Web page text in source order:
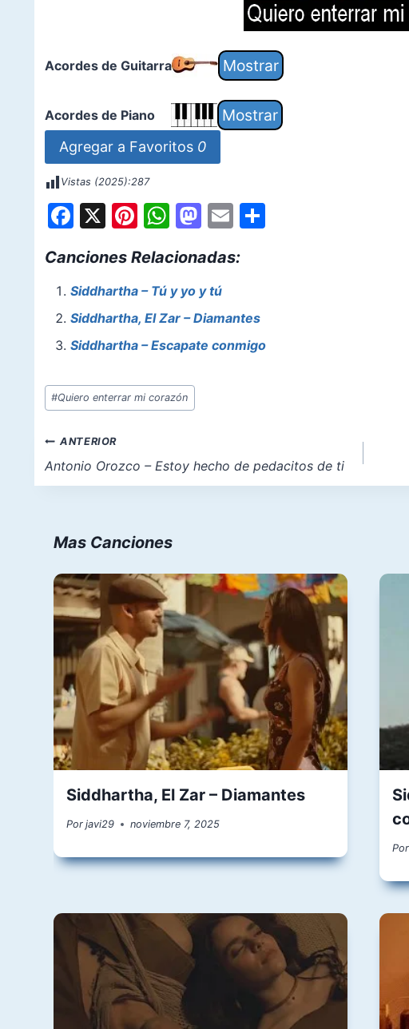
Acordes de Guitarra
Acordes de Piano
Agregar a Favoritos 0
Vistas (2025):287
F
c
e
b
o
k
X Pi
er
e
st
W
at
s
A
p
M
st
o
d
o
E
ai
S
Canciones Relacionadas:
Siddhartha – Tú y yo y tú
Siddhartha, El Zar – Diamantes
Siddhartha – Escapate conmigo
Etiquetas
de
entrada:
#Quiero enterrar mi corazón
Navegación
de
entradas
ANTERIOR
Antonio Orozco – Estoy hecho de pedacitos de ti
Mas Canciones
Siddhartha, El Zar – Diamantes
Por javi29 noviembre 7, 2025
Por